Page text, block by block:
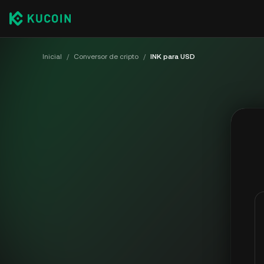
Inicial / Conversor de cripto / INK para USD